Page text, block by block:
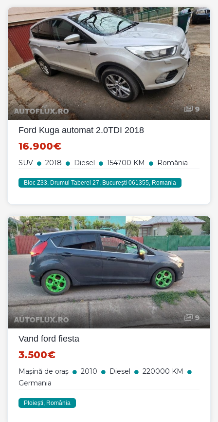
9
Ford Kuga automat 2.0TDI 2018
16.900€
SUV 2018 Diesel 154700 KM România
Bloc Z33, Drumul Taberei 27, București 061355, Romania
9
Vand ford fiesta
3.500€
Mașină de oraș 2010 Diesel
220000 KM
Germania
Ploiești, România